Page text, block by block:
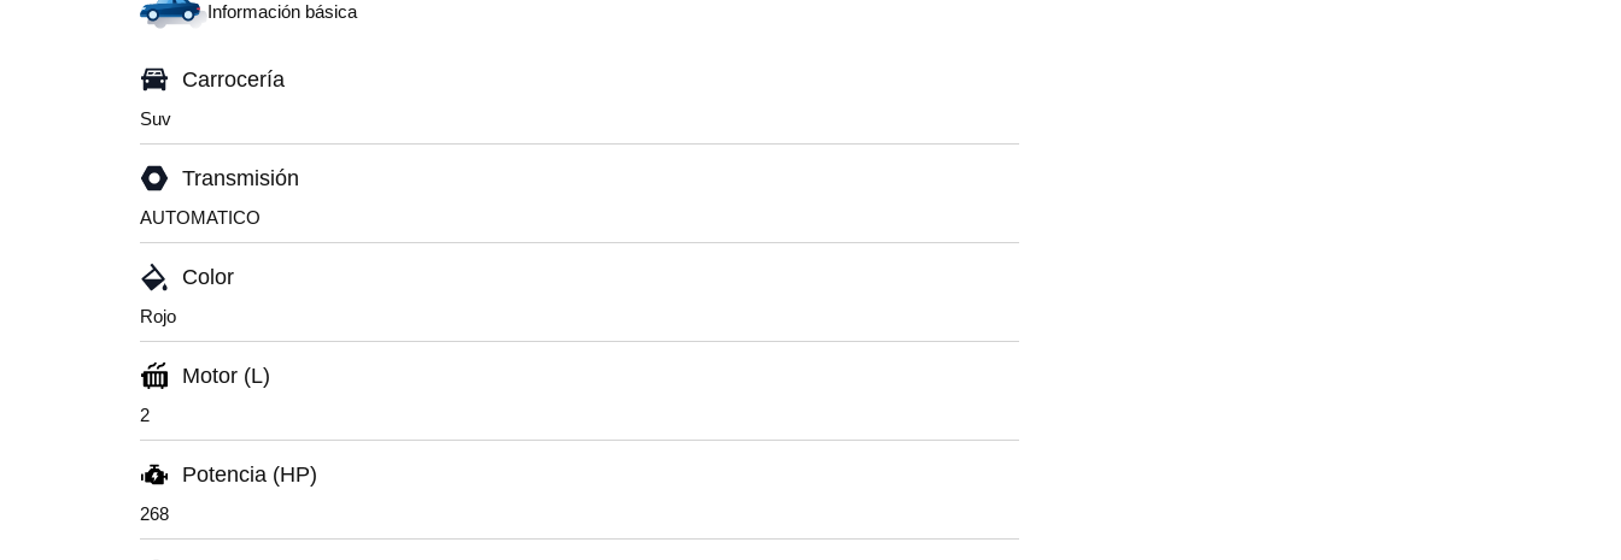
Información básica
Carrocería
Suv
Transmisión
AUTOMATICO
Color
Rojo
Motor (L)
2
Potencia (HP)
268